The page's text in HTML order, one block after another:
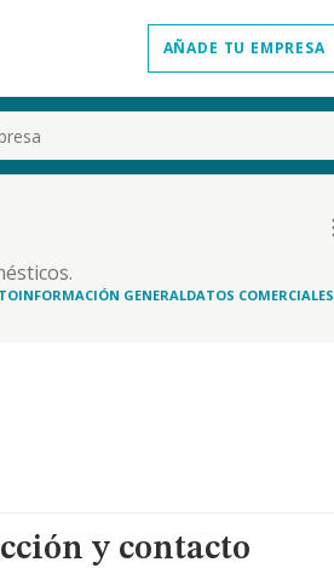
AÑADE TU EMPRESA
INFORMACIÓN GENERALDATOS COMERCIALES
y contacto